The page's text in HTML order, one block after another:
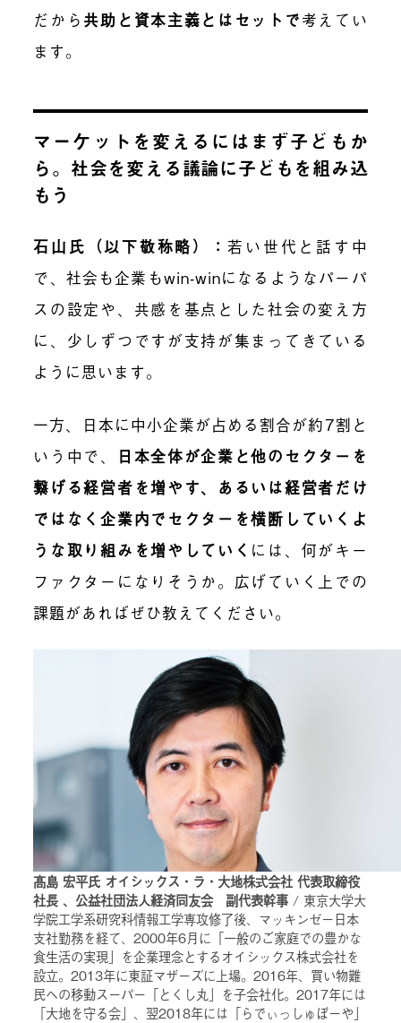
だから 共助と資本主義とはセットで考えてい
ます。
マーケットを変えるにはまず子どもか
ら。社会を変える議論に子どもを組み込
もう
石山氏（以下敬称略）： 若い世代と話す中
で、社会も企業もwin-winになるようなパーパ
スの設定や、共感を基点とした社会の変え方
に、少しずつですが支持が集まってきている
ように思います。
一方、日本に中小企業が占める割合が約7割と
いう中で、
日本全体が企業と他のセクターを
繋げる経営者を増やす、あるいは経営者だけ
ではなく企業内でセクターを横断していくよ
うな取り組みを増やしていく には、何がキー
ファクターになりそうか。広げていく上での
課題があればぜひ教えてください。
髙島 宏平氏 オイシックス・ラ・大地株式会社 代表取締役
社長 、公益社団法人経済同友会 副代表幹事/ 東京大学大
学院工学系研究科情報工学専攻修了後、マッキンゼー日本
支社勤務を経て、2000年6月に「一般のご家庭での豊かな
食生活の実現」を企業理念とするオイシックス株式会社を
設立。2013年に東証マザーズに上場。2016年、買い物難
民への移動スーパー「とくし丸」を子会社化。2017年には
「大地を守る会」、翌2018年には「らでぃっしゅぼーや」